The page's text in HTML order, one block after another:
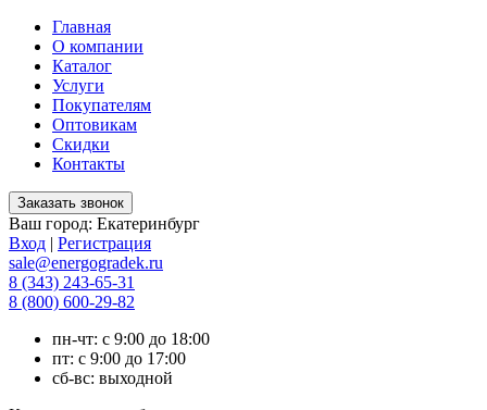
Главная
О компании
Каталог
Услуги
Покупателям
Оптовикам
Скидки
Контакты
Ваш город: Екатеринбург
Вход | Регистрация
sale@energogradek.ru
8 (343) 243-65-31
8 (800) 600-29-82
пн-чт: с 9:00 до 18:00
пт: с 9:00 до 17:00
сб-вс: выходной